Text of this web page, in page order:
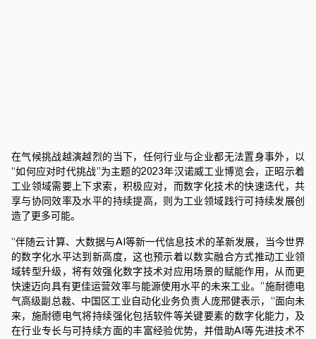
在气候挑战越演越烈的当下，任何行业与企业都无法置身事外，以
“如何应对时代挑战”为主题的2023年汉诺威工业博览会，正昭示着
工业领域需要上下求索，积极应对，而数字化技术的快速迭代，共
享与协同效率及水平的持续提高，则为工业领域践行可持续发展创
造了更多可能。
“伴随云计算、大数据与AI等新一代信息技术的革新发展，当今世界
的数字化水平达到新高度，这也预示着以数实融合方式推动工业领
域转型升级，将有效强化数字技术对应用场景的赋能作用，从而更
快速迈向具有更佳运营效率与能源使用水平的未来工业。”施耐德电
气高级副总裁、中国区工业自动化业务负责人庞邢健表示，“面向未
来，施耐德电气将持续强化包括软件等关键要素的数字化能力，及
在行业专长与可持续方面的丰富经验优势，并借助AI等先进技术不